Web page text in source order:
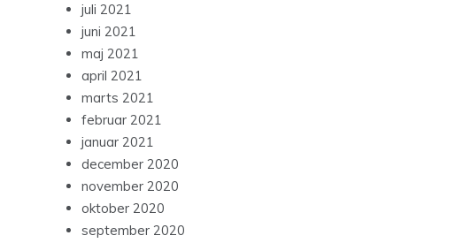
juli 2021
juni 2021
maj 2021
april 2021
marts 2021
februar 2021
januar 2021
december 2020
november 2020
oktober 2020
september 2020